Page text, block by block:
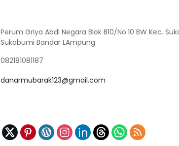
Perum Griya Abdi Negara Blok B10/No.10 BW Kec.
Sukabumi Bandar LAmpung
082181081187
danarmubarak123@gmail.com